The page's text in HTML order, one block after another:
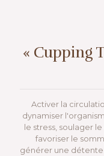
« Cupping
Activer la
dynamiser
le stress, soulager
favoriser le
générer une détente